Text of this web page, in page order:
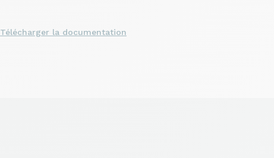
Télécharger la documentation